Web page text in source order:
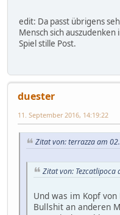
edit: Da passt übrigens
Mensch sich
Spiel stille Post.
duester
11. September 2016, 14:19:22
Zitat von: terrazza am
Zitat von: Tezcatlipoca
Und was im Kopf
Bullshit an anderen